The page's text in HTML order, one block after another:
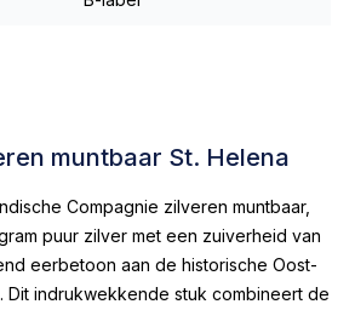
muntbaar St. Helena
Compagnie zilveren muntbaar,
puur zilver met een zuiverheid van
eerbetoon aan de historische Oost-
Dit indrukwekkende stuk combineert de